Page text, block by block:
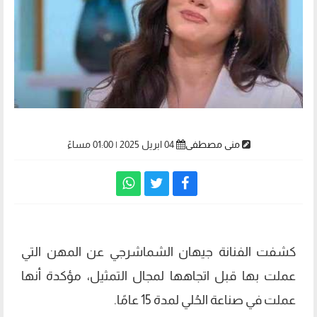
منى مصطفى 04 ابريل 2025 | 01:00 مساءً
كشفت الفنانة جيهان الشماشرجي عن المهن التي
عملت بها قبل اتجاهها لمجال التمثيل، مؤكدة أنها
عملت في صناعة الحُلي لمدة 15 عامًا.